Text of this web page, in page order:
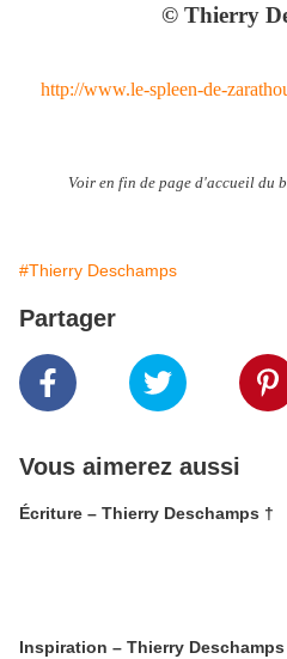
© Thierry
http://www.le-spleen-de-
Voir en fin de page d'accueil du
#Thierry Deschamps
Partager
Vous aimerez aussi
Écriture – Thierry Deschamps †
Inspiration – Thierry Deschamps